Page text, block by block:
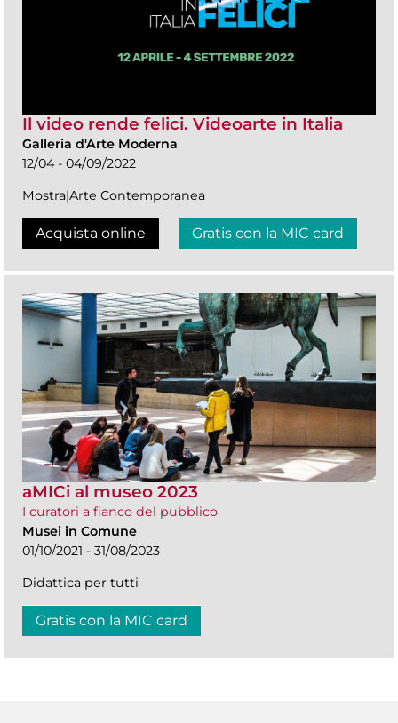
Il video rende felici. Videoarte in Italia
Galleria d'Arte Moderna
12/04 - 04/09/2022
Mostra|Arte Contemporanea
Acquista online Gratis con la MIC card
aMICi al museo 2023
I curatori a fianco del pubblico
Musei in Comune
01/10/2021 - 31/08/2023
Didattica per tutti
Gratis con la MIC card